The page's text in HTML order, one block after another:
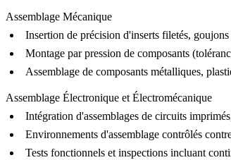
Assemblage Mécanique
Insertion de précision d'inserts filetés,
Montage par pression de composants
Assemblage de composants métalliques,
Assemblage Électronique et Électromécanique
Intégration d'assemblages de circuits
Environnements d'assemblage contrôlés
Tests fonctionnels et inspections incluant